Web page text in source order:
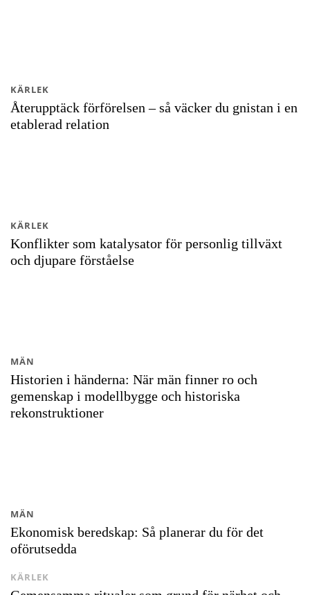
Återupptäck förförelsen – så väcker du gnistan i en
etablerad relation
KÄRLEK
Konflikter som katalysator för personlig tillväxt
och djupare förståelse
KÄRLEK
Historien i händerna: När män finner ro och
gemenskap i modellbygge och historiska
rekonstruktioner
MÄN
Ekonomisk beredskap: Så planerar du för det
oförutsedda
MÄN
KÄRLEK